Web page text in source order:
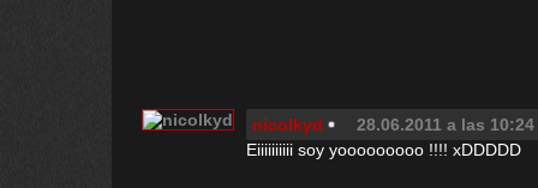
nicolkyd
28.06.2011 a las 10:24
Eiiiiiiiiii soy yooooooooo !!!! xDDDDD